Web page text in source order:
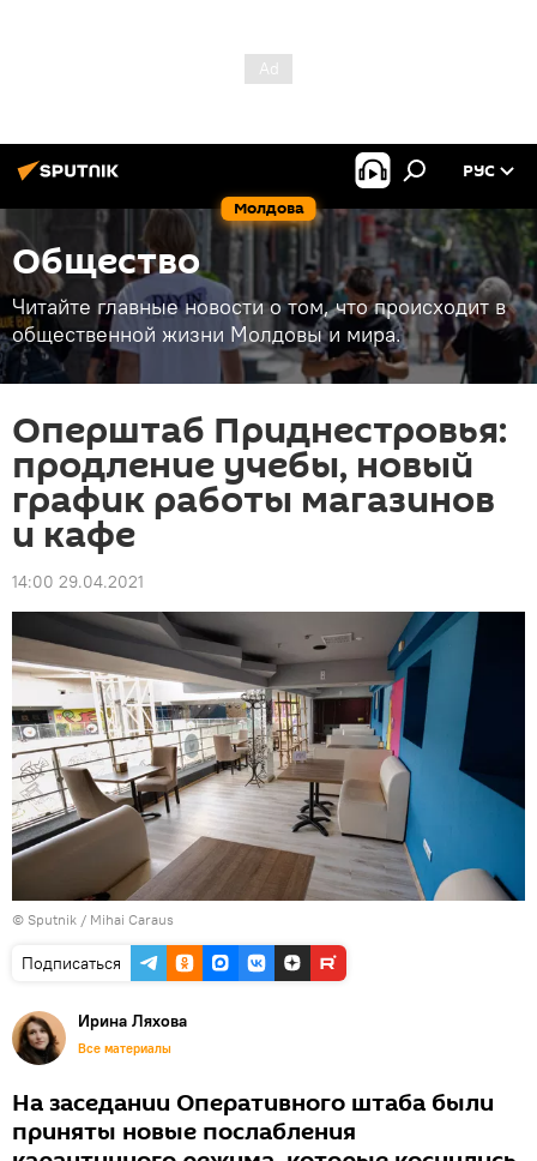
Молдова
РУС
Общество
Читайте главные новости о том, что происходит в
общественной жизни Молдовы и мира.
Оперштаб Приднестровья:
продление учебы, новый
график работы магазинов
и кафе
14:00 29.04.2021
© Sputnik / Mihai Caraus
Подписаться
Ирина Ляхова
Все материалы
На заседании Оперативного штаба были
приняты новые послабления